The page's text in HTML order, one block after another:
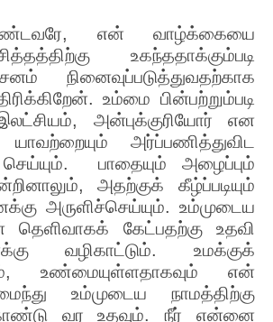
என் வாழ்க்கையை
உகந்ததாக்கும்படி
நினைவுப்படுத்துவதற்காக
உம்மை பின்பற்றும்படி
அன்புக்குரியோர் என
அர்ப்பணித்துவிட
பாதையும் அழைப்பும்
அதற்குக் கீழ்ப்படியும்
அருளிச்செய்யும். உம்முடைய
கேட்பதற்கு உதவி
வழிகாட்டும். உமக்குக்
உண்மையுள்ளதாகவும் என்
உம்முடைய நாமத்திற்கு
வர உதவும். நீர் என்னை